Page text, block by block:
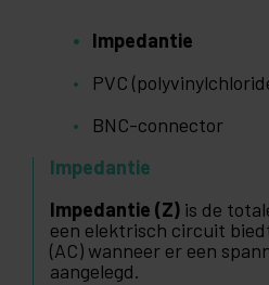
Impedantie
PVC
BNC-connector
Impedantie
Impedantie (Z) is de
een elektrisch circuit
(AC) wanneer er een
aangelegd.